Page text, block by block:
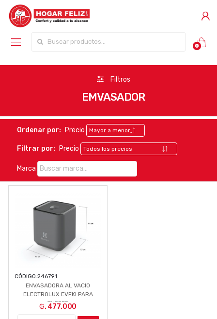
0
Filtros
EMVASADOR
Ordenar por: Precio
Filtrar por: Precio
Marca
CÓDIGO:246791
ENVASADORA AL VACIO
ELECTROLUX EVFKI PARA
TUPPER
₲. 477.000